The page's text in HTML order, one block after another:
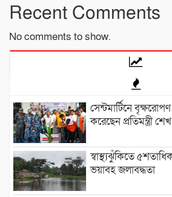
Recent Comments
No comments to show.
সেন্টমার্টিনে
করেছেন প্রতিমন্ত্রী
স্বাস্থ্যঝুঁকিতে
ভয়াবহ জলাবদ্ধতা